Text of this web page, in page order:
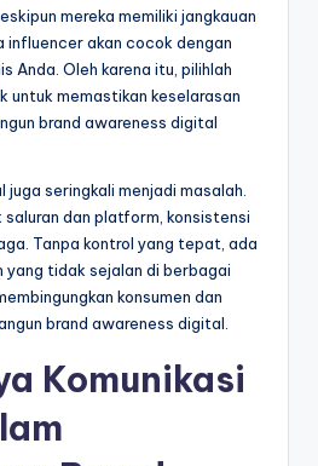
mereka memiliki jangkauan
influencer akan cocok dengan
Anda. Oleh karena itu, pilihlah
untuk memastikan keselarasan
brand awareness digital
seringkali menjadi masalah.
dan platform, konsistensi
Tanpa kontrol yang tepat, ada
yang tidak sejalan di berbagai
konsumen dan
brand awareness digital.
Komunikasi